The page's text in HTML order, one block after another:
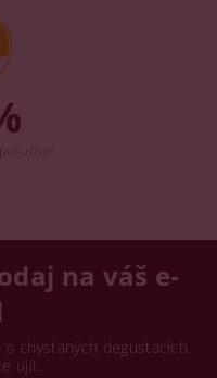
na váš e-
chystaných degustacích.
ujít.